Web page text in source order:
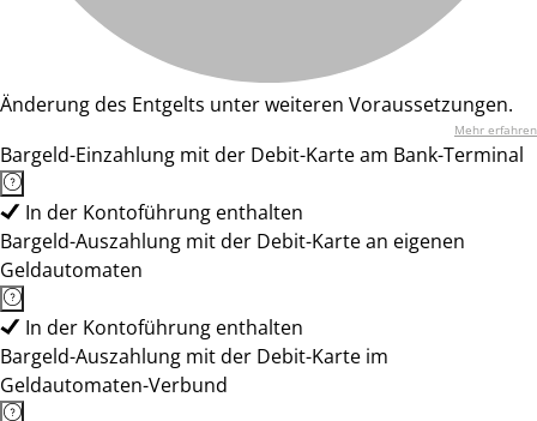
Änderung des Entgelts unter weiteren Voraussetzungen.
Mehr erfahren
Bargeld-Einzahlung mit der Debit-Karte am Bank-Terminal
In der Kontoführung enthalten
Bargeld-Auszahlung mit der Debit-Karte an eigenen
Geldautomaten
In der Kontoführung enthalten
Bargeld-Auszahlung mit der Debit-Karte im
Geldautomaten-Verbund